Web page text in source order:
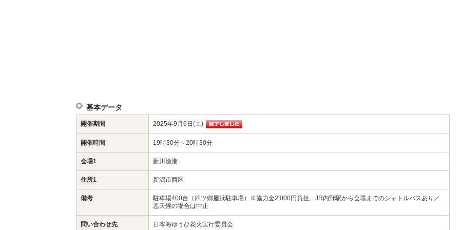
基本データ
開催期間 2025年9月6日(土)
開催時間 19時30分～20時30分
会場1 新川漁港
住所1 新潟市西区
備考
駐車場400台（四ツ郷屋浜駐車場）※協力金2,000円負担。JR内野駅から会場までのシャトルバスあり／
悪天候の場合は中止
問い合わせ先 日本海ゆうひ花火実行委員会